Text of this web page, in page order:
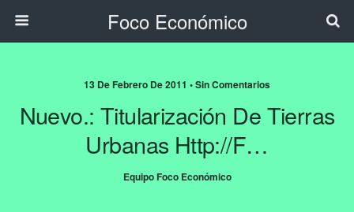
Foco Económico
13 De Febrero De 2011 • Sin Comentarios
Nuevo.: Titularización De Tierras
Urbanas Http://f…
Equipo Foco Económico